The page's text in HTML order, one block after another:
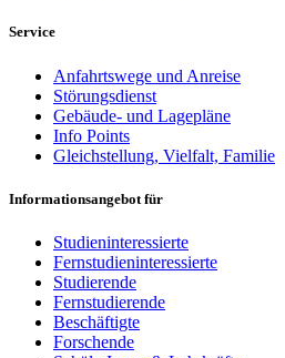
Service
Anfahrtswege und Anreise
Störungsdienst
Gebäude- und Lagepläne
Info Points
Gleichstellung, Vielfalt, Familie
Informationsangebot für
Studieninteressierte
Fernstudieninteressierte
Studierende
Fernstudierende
Beschäftigte
Forschende